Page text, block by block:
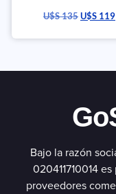
U$S135U$S 119
Bajo la razón
020411710014
proveedores